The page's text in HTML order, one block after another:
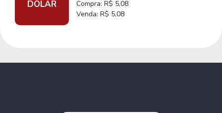
DOLAR
Compra: R$ 5,08
Venda: R$ 5,08